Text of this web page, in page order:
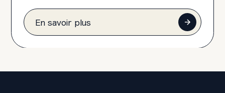
En savoir plus